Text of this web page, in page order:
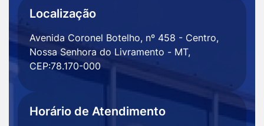
Localização
Avenida Coronel Botelho, nº 458 - Centro,
Nossa Senhora do Livramento - MT,
CEP:78.170-000
Horário de Atendimento